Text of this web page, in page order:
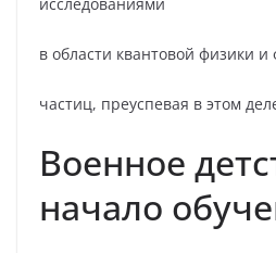
в области квантовой физики
частиц, преуспевая в этом
Военное
начало